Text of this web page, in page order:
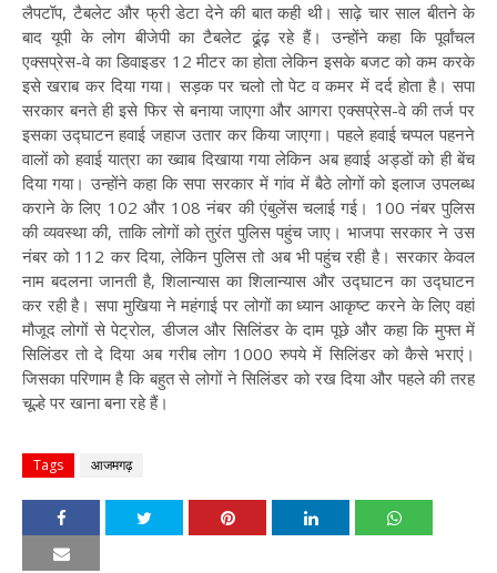
लैपटॉप, टैबलेट और फ्री डेटा देने की बात कही थी। साढ़े चार साल बीतने के
बाद यूपी के लोग बीजेपी का टैबलेट ढूंढ़ रहे हैं। उन्होंने कहा कि पूर्वांचल
एक्सप्रेस-वे का डिवाइडर 12 मीटर का होता लेकिन इसके बजट को कम करके
इसे खराब कर दिया गया। सड़क पर चलो तो पेट व कमर में दर्द होता है। सपा
सरकार बनते ही इसे फिर से बनाया जाएगा और आगरा एक्सप्रेस-वे की तर्ज पर
इसका उद्घाटन हवाई जहाज उतार कर किया जाएगा। पहले हवाई चप्पल पहनने
वालों को हवाई यात्रा का ख्वाब दिखाया गया लेकिन अब हवाई अड्डों को ही बेंच
दिया गया। उन्होंने कहा कि सपा सरकार में गांव में बैठे लोगों को इलाज उपलब्ध
कराने के लिए 102 और 108 नंबर की एंबुलेंस चलाई गई। 100 नंबर पुलिस
की व्यवस्था की, ताकि लोगों को तुरंत पुलिस पहुंच जाए। भाजपा सरकार ने उस
नंबर को 112 कर दिया, लेकिन पुलिस तो अब भी पहुंच रही है। सरकार केवल
नाम बदलना जानती है, शिलान्यास का शिलान्यास और उद्घाटन का उद्घाटन
कर रही है। सपा मुखिया ने महंगाई पर लोगों का ध्यान आकृष्ट करने के लिए वहां
मौजूद लोगों से पेट्रोल, डीजल और सिलिंडर के दाम पूछे और कहा कि मुफ्त में
सिलिंडर तो दे दिया अब गरीब लोग 1000 रुपये में सिलिंडर को कैसे भराएं।
जिसका परिणाम है कि बहुत से लोगों ने सिलिंडर को रख दिया और पहले की तरह
चूल्हे पर खाना बना रहे हैं।
Tags आजमगढ़